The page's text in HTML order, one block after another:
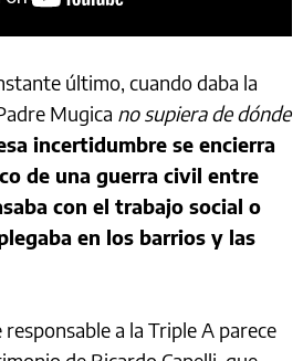
último, cuando daba la
Mugica no supiera de dónde
incertidumbre se encierra
de una guerra civil entre
con el trabajo social o
en los barrios y las
a la Triple A parece